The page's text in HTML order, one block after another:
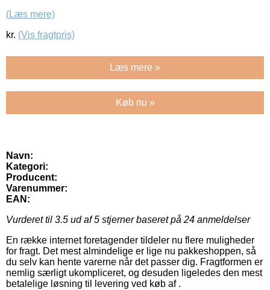
(Læs mere)
kr. (Vis fragtpris)
Læs mere »
Køb nu »
Navn:
Kategori:
Producent:
Varenummer:
EAN:
Vurderet til 3.5 ud af 5 stjerner baseret på 24 anmeldelser
En række internet foretagender tildeler nu flere muligheder
for fragt. Det mest almindelige er lige nu pakkeshoppen, så
du selv kan hente varerne når det passer dig. Fragtformen er
nemlig særligt ukompliceret, og desuden ligeledes den mest
betalelige løsning til levering ved køb af .